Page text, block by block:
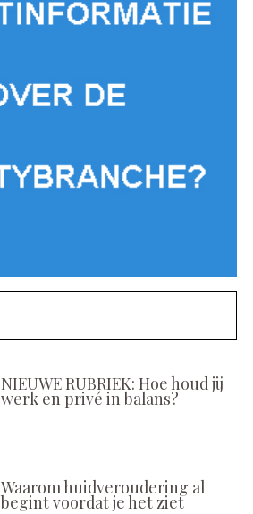
NIEUWE RUBRIEK: Hoe houd jij
werk en privé in balans?
Waarom huidveroudering al
begint voordat je het ziet